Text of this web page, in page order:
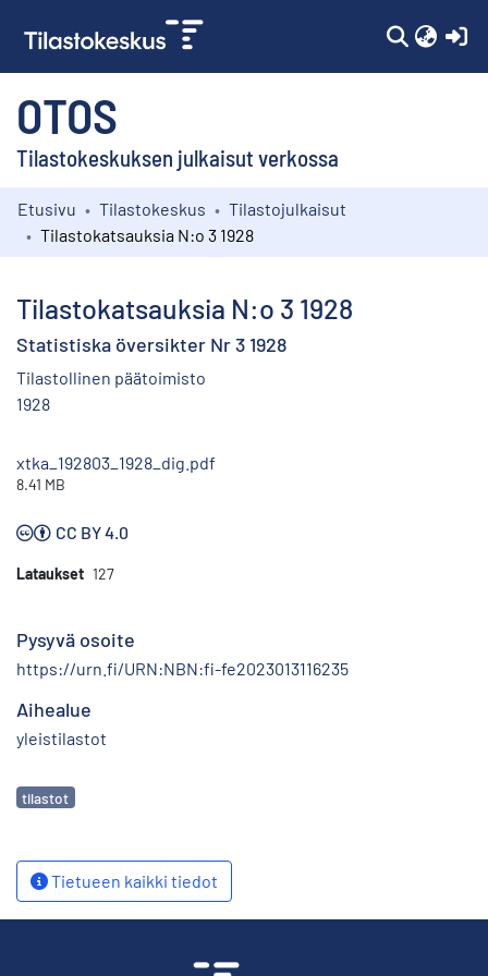
OTOS
Tilastokeskuksen julkaisut verkossa
Kokoelmat
Etusivu Tilastokeskus
Tilastojulkaisut
Tilastokatsauksia N:o 3 1928
Tilastokatsauksia N:o 3 1928
Statistiska översikter Nr 3 1928
Tilastollinen päätoimisto
1928
xtka_192803_1928_dig.pdf
8.41 MB
CC BY 4.0
Lataukset 127
Pysyvä osoite
https://urn.fi/URN:NBN:fi-fe2023013116235
Aihealue
yleistilastot
Avainsanat
tilastot
Tietueen kaikki tiedot